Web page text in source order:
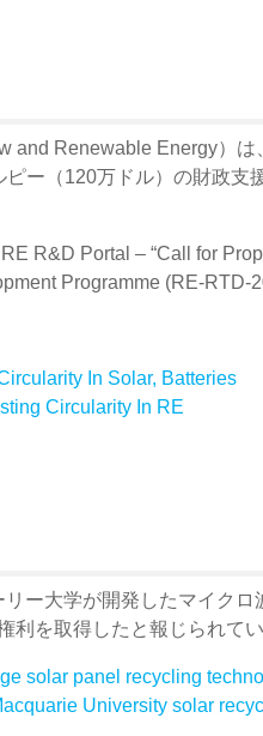
and Renewable Energy）は
ー（120万ドル）の財政支
R&D Portal – “Call for
Programme (RE-RTD-
In Solar, Batteries
Circularity In RE
ー大学が開発したマイクロ
を取得したと報じられてい
solar panel recycling
University solar